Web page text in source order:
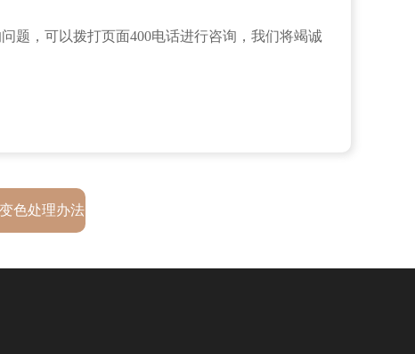
题，可以拨打页面400电话进行咨询，我们将竭诚
色处理办法